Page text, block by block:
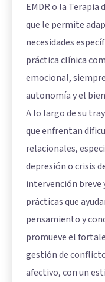
EMDR o la
que le permite
necesidades
práctica clínica
emocional,
autonomía y el
A lo largo de su
que enfrentan
relacionales,
depresión o crisis
intervención breve
prácticas que
pensamiento y
promueve el
gestión de
afectivo, con un